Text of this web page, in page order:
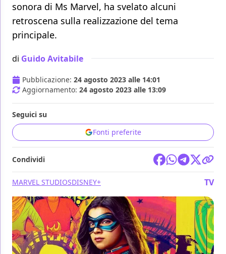
sonora di Ms Marvel, ha svelato alcuni
retroscena sulla realizzazione del tema
principale.
di Guido Avitabile
Pubblicazione: 24 agosto 2023 alle 14:01
Aggiornamento: 24 agosto 2023 alle 13:09
Seguici su
Fonti preferite
Condividi
MARVEL STUDIOSDISNEY+ TV